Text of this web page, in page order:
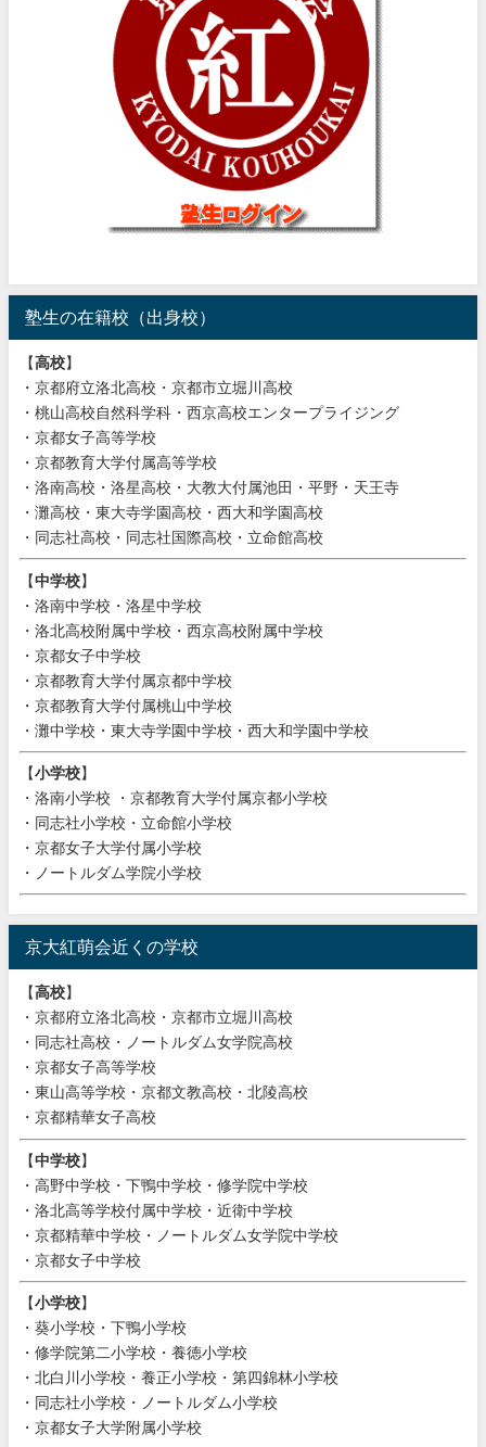
塾生の在籍校（出身校）
【高校】
・京都府立洛北高校・京都市立堀川高校
・桃山高校自然科学科・西京高校エンタープライジング
・京都女子高等学校
・京都教育大学付属高等学校
・洛南高校・洛星高校・大教大付属池田・平野・天王寺
・灘高校・東大寺学園高校・西大和学園高校
・同志社高校・同志社国際高校・立命館高校
【中学校】
・洛南中学校・洛星中学校
・洛北高校附属中学校・西京高校附属中学校
・京都女子中学校
・京都教育大学付属京都中学校
・京都教育大学付属桃山中学校
・灘中学校・東大寺学園中学校・西大和学園中学校
【小学校】
・洛南小学校 ・京都教育大学付属京都小学校
・同志社小学校・立命館小学校
・京都女子大学付属小学校
・ノートルダム学院小学校
京大紅萌会近くの学校
【高校】
・京都府立洛北高校・京都市立堀川高校
・同志社高校・ノートルダム女学院高校
・京都女子高等学校
・東山高等学校・京都文教高校・北陵高校
・京都精華女子高校
【中学校】
・高野中学校・下鴨中学校・修学院中学校
・洛北高等学校付属中学校・近衛中学校
・京都精華中学校・ノートルダム女学院中学校
・京都女子中学校
【小学校】
・葵小学校・下鴨小学校
・修学院第二小学校・養徳小学校
・北白川小学校・養正小学校・第四錦林小学校
・同志社小学校・ノートルダム小学校
・京都女子大学附属小学校